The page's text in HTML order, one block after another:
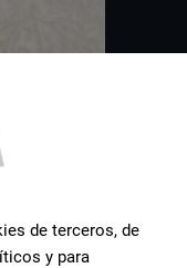
de terceros, de
y para